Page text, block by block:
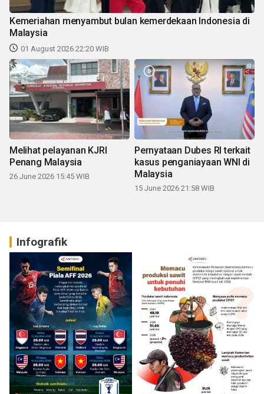
Kemeriahan menyambut bulan kemerdekaan Indonesia di
Malaysia
01 August 2026 22:20 WIB
Melihat pelayanan KJRI
Penang Malaysia
26 June 2026 15:45 WIB
Pernyataan Dubes RI terkait
kasus penganiayaan WNI di
Malaysia
15 June 2026 21:58 WIB
Infografik